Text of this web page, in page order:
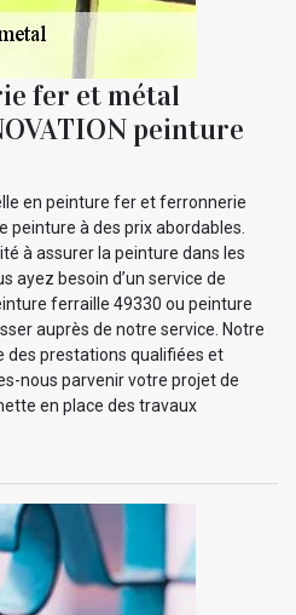
fer et métal
peinture
en peinture fer et ferronnerie
peinture à des prix abordables.
à assurer la peinture dans les
ayez besoin d’un service de
ferraille 49330 ou peinture
auprès de notre service. Notre
prestations qualifiées et
nous parvenir votre projet de
en place des travaux